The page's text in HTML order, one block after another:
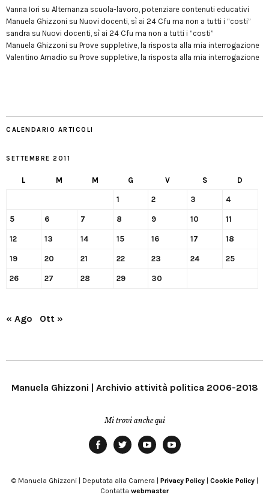
Vanna Iori su Alternanza scuola-lavoro, potenziare contenuti educativi
Manuela Ghizzoni su Nuovi docenti, sì ai 24 Cfu ma non a tutti i “costi”
sandra su Nuovi docenti, sì ai 24 Cfu ma non a tutti i “costi”
Manuela Ghizzoni su Prove suppletive, la risposta alla mia interrogazione
Valentino Amadio su Prove suppletive, la risposta alla mia interrogazione
CALENDARIO ARTICOLI
SETTEMBRE 2011
L M M G V S D
1 2 3 4
5 6 7 8 9 10 11
12 13 14 15 16 17 18
19 20 21 22 23 24 25
26 27 28 29 30
« Ago Ott »
Manuela Ghizzoni | Archivio attività politica 2006-2018
Mi trovi anche qui
Modena
© Manuela Ghizzoni | Deputata alla Camera | Privacy Policy| Cookie Policy|
Contatta webmaster